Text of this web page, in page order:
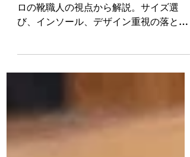
靴職人が語る、足と靴
足と靴に関するよくある6つの勘違いをプ
ロの靴職人の視点から解説。サイズ選
穴など、健康的な靴選びのヒントが満載
です。足と靴の勘違い６選